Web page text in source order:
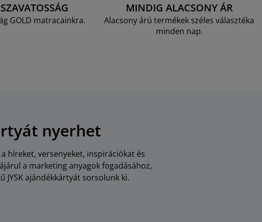
GOLD matracainkra.
MINDIG ALACSONY ÁR
Alacsony árú termékek széles választéka
minden nap.
nyerhet
híreket, versenyeket, inspirációkat és
a marketing anyagok fogadásához,
JYSK ajándékkártyát sorsolunk ki.